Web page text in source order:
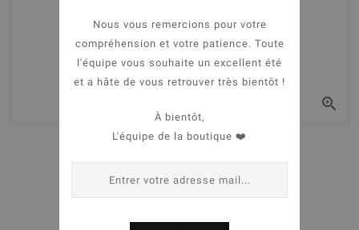

Nous vous remercions pour votre
compréhension et votre patience. Toute
l'équipe vous souhaite un excellent été
et a hâte de vous retrouver très bientôt !
À bientôt,
L'équipe de la boutique ❤️